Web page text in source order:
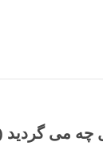
چه می